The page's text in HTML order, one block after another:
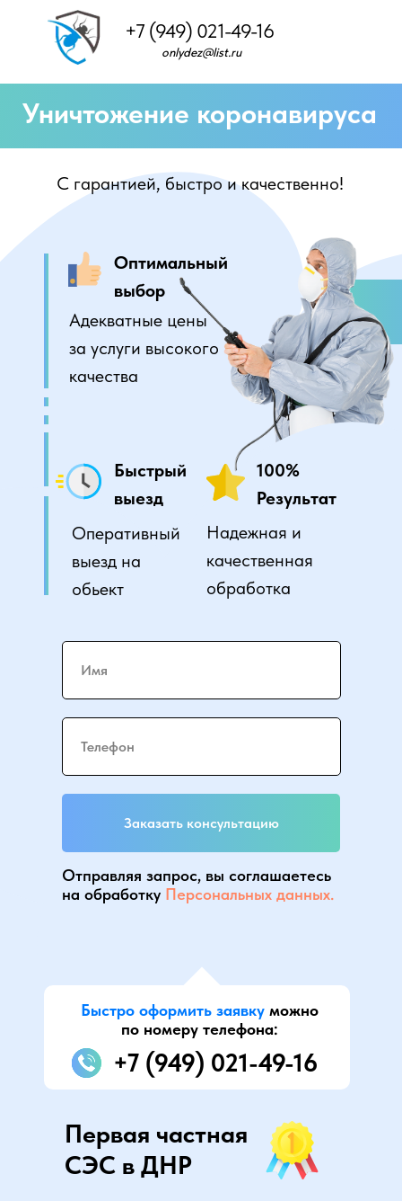
onlydez@list.ru
+7 (949) 021-49-16
Уничтожение коронавируса
Надежная и
качественная
обработка
100%
Результат
Адекватные цены
за услуги высокого
качества
Оптимальный
выбор
Оперативный
выезд на
обьект
Быстрый
выезд
С гарантией, быстро и качественно!
Заказать консультацию
Отправляя запрос, вы соглашаетесь
на обработку Персональных данных.
+7 (949) 021-49-16
Быстро оформить заявкуможно
по номеру телефона:
Первая частная
СЭС в ДНР